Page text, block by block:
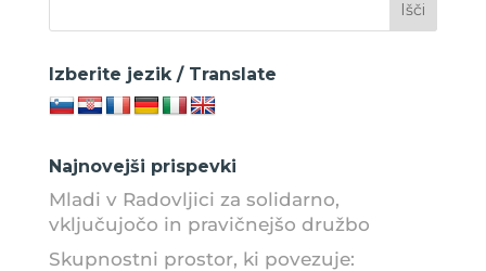
Izberite jezik / Translate
Najnovejši prispevki
Mladi v Radovljici za solidarno,
vključujočo in pravičnejšo družbo
Skupnostni prostor, ki povezuje: